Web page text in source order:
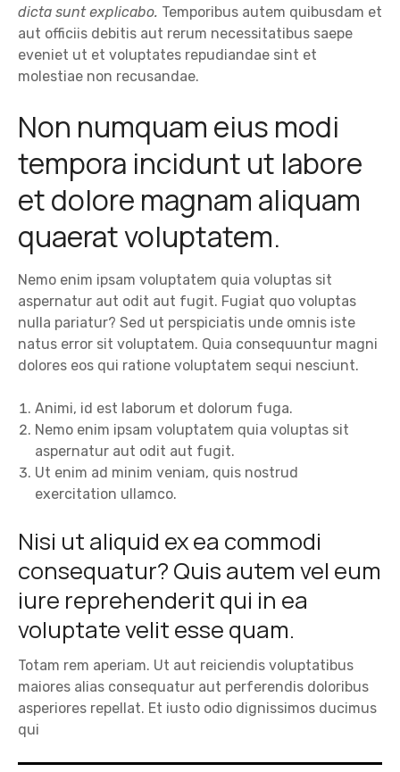
dicta sunt explicabo. Temporibus autem quibusdam et
aut officiis debitis aut rerum necessitatibus saepe
eveniet ut et voluptates repudiandae sint et
molestiae non recusandae.
Non numquam eius modi
tempora incidunt ut labore
et dolore magnam aliquam
quaerat voluptatem.
Nemo enim ipsam voluptatem quia voluptas sit
aspernatur aut odit aut fugit. Fugiat quo voluptas
nulla pariatur? Sed ut perspiciatis unde omnis iste
natus error sit voluptatem. Quia consequuntur magni
dolores eos qui ratione voluptatem sequi nesciunt.
Animi, id est laborum et dolorum fuga.
Nemo enim ipsam voluptatem quia voluptas sit
aspernatur aut odit aut fugit.
Ut enim ad minim veniam, quis nostrud
exercitation ullamco.
Nisi ut aliquid ex ea commodi
consequatur? Quis autem vel eum
iure reprehenderit qui in ea
voluptate velit esse quam.
Totam rem aperiam. Ut aut reiciendis voluptatibus
maiores alias consequatur aut perferendis doloribus
asperiores repellat. Et iusto odio dignissimos ducimus
qui